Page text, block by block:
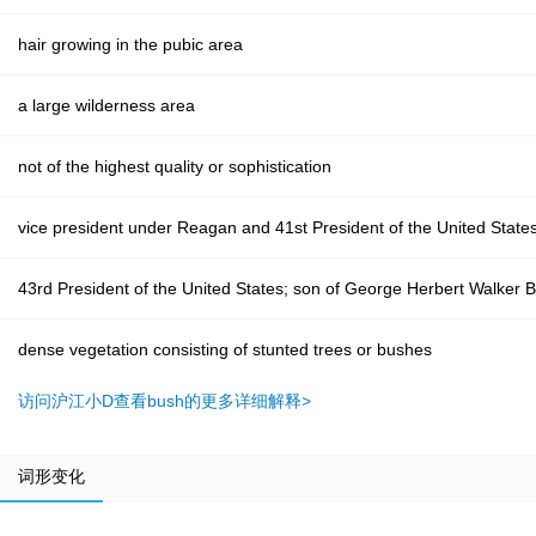
hair growing in the pubic area
a large wilderness area
not of the highest quality or sophistication
vice president under Reagan and 41st President of the United
43rd President of the United States; son of George Herbert Walker
dense vegetation consisting of stunted trees or bushes
访问沪江小D查看bush的更多详细解释>
词形变化